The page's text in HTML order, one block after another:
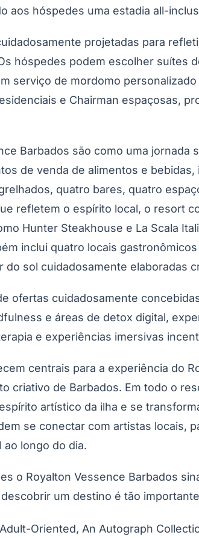
aos hóspedes uma estadia all-
projetadas para
hóspedes podem escolher suítes
serviço de mordomo
e Chairman espaçosas,
Barbados são como uma
de venda de alimentos e
quatro bares, quatro
refletem o espírito local, o resort
Hunter Steakhouse e La Scala
inclui quatro locais
do sol cuidadosamente elaboradas
ofertas cuidadosamente
e áreas de detox digital,
e experiências imersivas
centrais para a experiência do
criativo de Barbados. Em todo o
artístico da ilha e se
se conectar com artistas locais,
longo do dia.
o Royalton Vessence Barbados
um destino é tão
Oriented, An Autograph